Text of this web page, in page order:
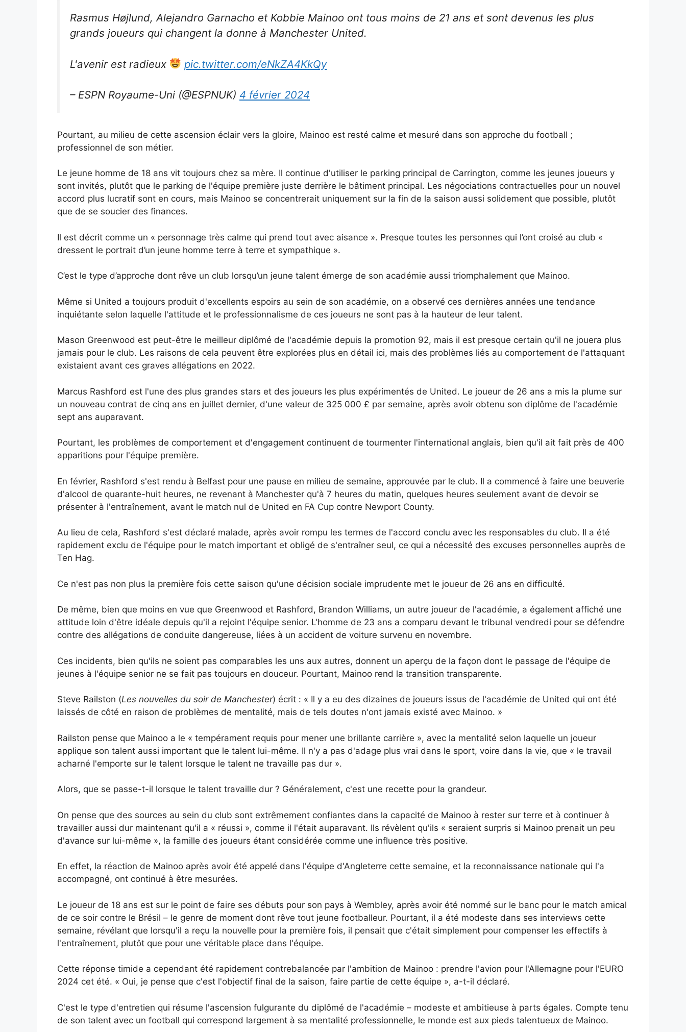
Rasmus Højlund, Alejandro Garnacho et Kobbie Mainoo ont tous moins de 21 ans et sont devenus les plus
grands joueurs qui changent la donne à Manchester United.
L'avenir est radieux pic.twitter.com/eNkZA4KkQy
– ESPN Royaume-Uni (@ESPNUK) 4 février 2024
Pourtant, au milieu de cette ascension éclair vers la gloire, Mainoo est resté calme et mesuré dans son approche du football ;
professionnel de son métier.
Le jeune homme de 18 ans vit toujours chez sa mère. Il continue d'utiliser le parking principal de Carrington, comme les jeunes joueurs y
sont invités, plutôt que le parking de l'équipe première juste derrière le bâtiment principal. Les négociations contractuelles pour un nouvel
accord plus lucratif sont en cours, mais Mainoo se concentrerait uniquement sur la fin de la saison aussi solidement que possible, plutôt
que de se soucier des finances.
Il est décrit comme un « personnage très calme qui prend tout avec aisance ». Presque toutes les personnes qui l’ont croisé au club «
dressent le portrait d’un jeune homme terre à terre et sympathique ».
C’est le type d’approche dont rêve un club lorsqu’un jeune talent émerge de son académie aussi triomphalement que Mainoo.
Même si United a toujours produit d'excellents espoirs au sein de son académie, on a observé ces dernières années une tendance
inquiétante selon laquelle l'attitude et le professionnalisme de ces joueurs ne sont pas à la hauteur de leur talent.
Mason Greenwood est peut-être le meilleur diplômé de l'académie depuis la promotion 92, mais il est presque certain qu'il ne jouera plus
jamais pour le club. Les raisons de cela peuvent être explorées plus en détail ici, mais des problèmes liés au comportement de l'attaquant
existaient avant ces graves allégations en 2022.
Marcus Rashford est l'une des plus grandes stars et des joueurs les plus expérimentés de United. Le joueur de 26 ans a mis la plume sur
un nouveau contrat de cinq ans en juillet dernier, d'une valeur de 325 000 £ par semaine, après avoir obtenu son diplôme de l'académie
sept ans auparavant.
Pourtant, les problèmes de comportement et d'engagement continuent de tourmenter l'international anglais, bien qu'il ait fait près de 400
apparitions pour l'équipe première.
En février, Rashford s'est rendu à Belfast pour une pause en milieu de semaine, approuvée par le club. Il a commencé à faire une beuverie
d'alcool de quarante-huit heures, ne revenant à Manchester qu'à 7 heures du matin, quelques heures seulement avant de devoir se
présenter à l'entraînement, avant le match nul de United en FA Cup contre Newport County.
Au lieu de cela, Rashford s'est déclaré malade, après avoir rompu les termes de l'accord conclu avec les responsables du club. Il a été
rapidement exclu de l'équipe pour le match important et obligé de s'entraîner seul, ce qui a nécessité des excuses personnelles auprès de
Ten Hag.
Ce n'est pas non plus la première fois cette saison qu'une décision sociale imprudente met le joueur de 26 ans en difficulté.
De même, bien que moins en vue que Greenwood et Rashford, Brandon Williams, un autre joueur de l'académie, a également affiché une
attitude loin d'être idéale depuis qu'il a rejoint l'équipe senior. L'homme de 23 ans a comparu devant le tribunal vendredi pour se défendre
contre des allégations de conduite dangereuse, liées à un accident de voiture survenu en novembre.
Ces incidents, bien qu'ils ne soient pas comparables les uns aux autres, donnent un aperçu de la façon dont le passage de l'équipe de
jeunes à l'équipe senior ne se fait pas toujours en douceur. Pourtant, Mainoo rend la transition transparente.
Steve Railston (Les nouvelles du soir de Manchester) écrit : « Il y a eu des dizaines de joueurs issus de l'académie de United qui ont été
laissés de côté en raison de problèmes de mentalité, mais de tels doutes n'ont jamais existé avec Mainoo. »
Railston pense que Mainoo a le « tempérament requis pour mener une brillante carrière », avec la mentalité selon laquelle un joueur
applique son talent aussi important que le talent lui-même. Il n'y a pas d'adage plus vrai dans le sport, voire dans la vie, que « le travail
acharné l'emporte sur le talent lorsque le talent ne travaille pas dur ».
Alors, que se passe-t-il lorsque le talent travaille dur ? Généralement, c'est une recette pour la grandeur.
On pense que des sources au sein du club sont extrêmement confiantes dans la capacité de Mainoo à rester sur terre et à continuer à
travailler aussi dur maintenant qu'il a « réussi », comme il l'était auparavant. Ils révèlent qu'ils « seraient surpris si Mainoo prenait un peu
d'avance sur lui-même », la famille des joueurs étant considérée comme une influence très positive.
En effet, la réaction de Mainoo après avoir été appelé dans l'équipe d'Angleterre cette semaine, et la reconnaissance nationale qui l'a
accompagné, ont continué à être mesurées.
Le joueur de 18 ans est sur le point de faire ses débuts pour son pays à Wembley, après avoir été nommé sur le banc pour le match amical
de ce soir contre le Brésil – le genre de moment dont rêve tout jeune footballeur. Pourtant, il a été modeste dans ses interviews cette
semaine, révélant que lorsqu'il a reçu la nouvelle pour la première fois, il pensait que c'était simplement pour compenser les effectifs à
l'entraînement, plutôt que pour une véritable place dans l'équipe.
Cette réponse timide a cependant été rapidement contrebalancée par l'ambition de Mainoo : prendre l'avion pour l'Allemagne pour l'EURO
2024 cet été. « Oui, je pense que c'est l'objectif final de la saison, faire partie de cette équipe », a-t-il déclaré.
C'est le type d'entretien qui résume l'ascension fulgurante du diplômé de l'académie – modeste et ambitieuse à parts égales. Compte tenu
de son talent avec un football qui correspond largement à sa mentalité professionnelle, le monde est aux pieds talentueux de Mainoo.